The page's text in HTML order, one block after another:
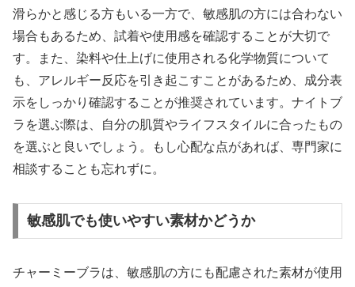
滑らかと感じる方もいる一方で、敏感肌の方には合わない
場合もあるため、試着や使用感を確認することが大切で
す。また、染料や仕上げに使用される化学物質について
も、アレルギー反応を引き起こすことがあるため、成分表
示をしっかり確認することが推奨されています。ナイトブ
ラを選ぶ際は、自分の肌質やライフスタイルに合ったもの
を選ぶと良いでしょう。もし心配な点があれば、専門家に
相談することも忘れずに。
敏感肌でも使いやすい素材かどうか
チャーミーブラは、敏感肌の方にも配慮された素材が使用